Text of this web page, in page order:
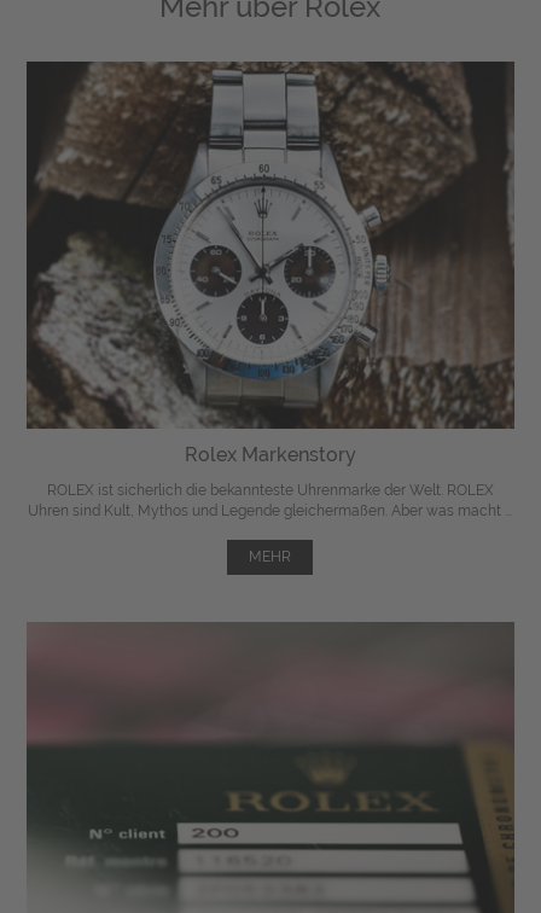
Mehr über Rolex
Rolex Markenstory
ROLEX ist sicherlich die bekannteste Uhrenmarke der Welt. ROLEX
Uhren sind Kult, Mythos und Legende gleichermaßen. Aber was macht ...
MEHR